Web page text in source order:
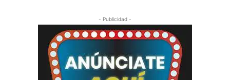
- Publicidad -